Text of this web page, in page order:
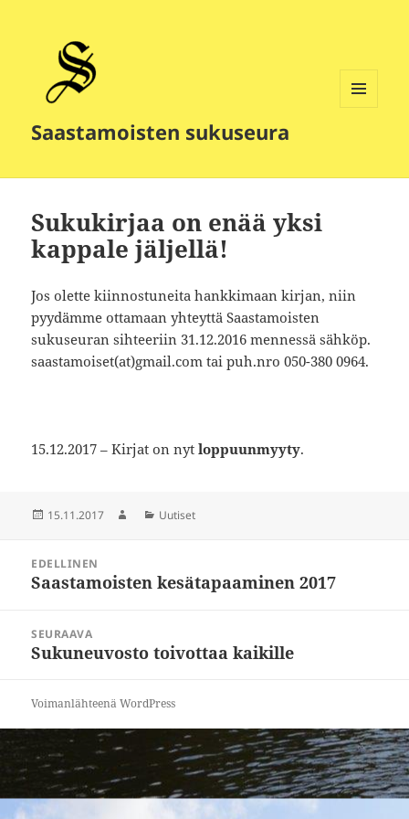
Saastamoisten sukuseura
Sukukirjaa on enää yksi
kappale jäljellä!
Jos olette kiinnostuneita hankkimaan kirjan, niin
pyydämme ottamaan yhteyttä Saastamoisten
sukuseuran sihteeriin 31.12.2016 mennessä sähköp.
saastamoiset(at)gmail.com tai puh.nro 050-380 0964.
15.12.2017 – Kirjat on nytloppuunmyyty.
Julkaistu
15.11.2017 KirjoittajaKategoriat
Uutiset
selaus
EDELLINEN
Edellinen
Saastamoisten kesätapaaminen 2017
SEURAAVA
Seuraava
Sukuneuvosto toivottaa kaikille
Voimanlähteenä WordPress